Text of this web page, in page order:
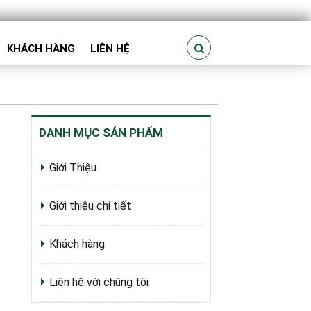
KHÁCH HÀNG LIÊN HỆ
DANH MỤC SẢN PHẨM
Giới Thiệu
Giới thiệu chi tiết
Khách hàng
Liên hệ với chúng tôi